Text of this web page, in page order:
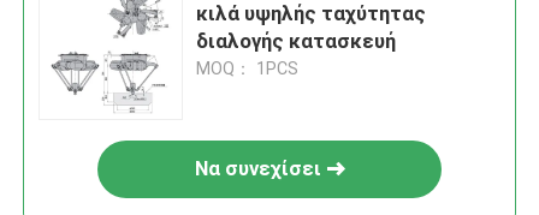
κιλά υψηλής ταχύτητας
διαλογής κατασκευή
MOQ： 1PCS
Να συνεχίσει